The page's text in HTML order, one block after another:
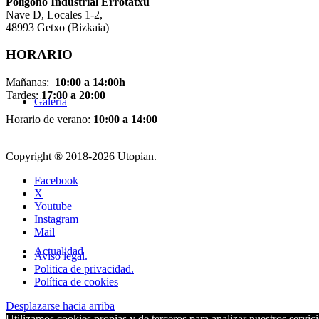
Galería
Actualidad
Nave D, Locales 1-2,
48993 Getxo (Bizkaia)
HORARIO
Mañanas: 10:00 a 14:00h
Tardes:17:00 a 20:00
Horario de verano: 10:00 a 14:00
Copyright ® 2018-2026 Utopian.
Facebook
X
Youtube
Instagram
Mail
Aviso legal.
Politica de privacidad.
Política de cookies
Desplazarse hacia arriba